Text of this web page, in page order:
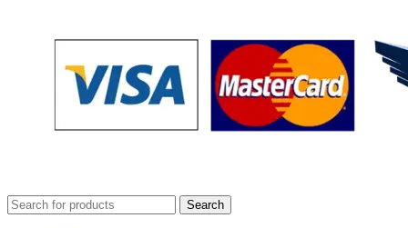
Search